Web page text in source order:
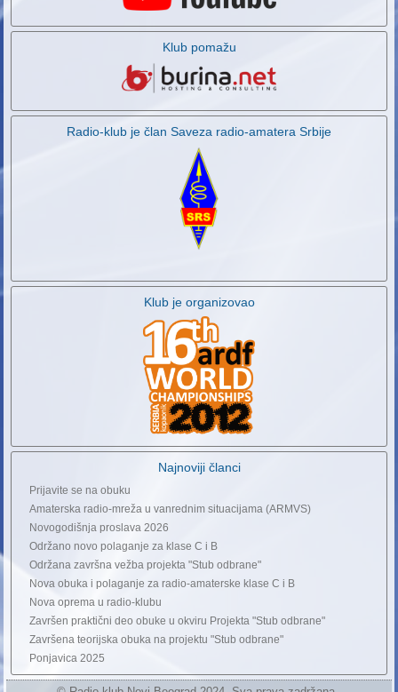
Klub pomažu
Radio-klub je član Saveza radio-amatera Srbije
Klub je organizovao
Najnoviji članci
Prijavite se na obuku
Amaterska radio-mreža u vanrednim situacijama (ARMVS)
Novogodišnja proslava 2026
Održano novo polaganje za klase C i B
Održana završna vežba projekta "Stub odbrane"
Nova obuka i polaganje za radio-amaterske klase C i B
Nova oprema u radio-klubu
Završen praktični deo obuke u okviru Projekta "Stub odbrane"
Završena teorijska obuka na projektu "Stub odbrane"
Ponjavica 2025